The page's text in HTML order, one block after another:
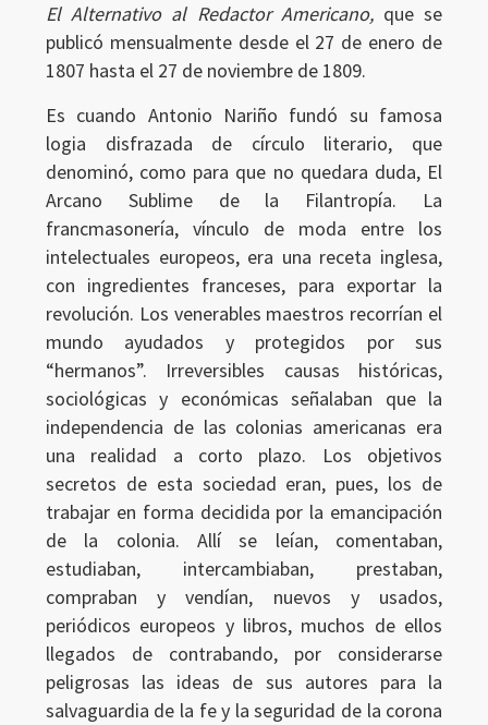
El Alternativo al Redactor Americano,que se
publicó mensualmente desde el 27 de enero de
1807 hasta el 27 de noviembre de 1809.
Es cuando Antonio Nariño fundó su famosa
logia disfrazada de círculo literario, que
denominó, como para que no quedara duda, El
Arcano Sublime de la Filantropía. La
francmasonería, vínculo de moda entre los
intelectuales europeos, era una receta inglesa,
con ingredientes franceses, para exportar la
revolución. Los venerables maestros recorrían el
mundo ayudados y protegidos por sus
“hermanos”. Irreversibles causas históricas,
sociológicas y económicas señalaban que la
independencia de las colonias americanas era
una realidad a corto plazo. Los objetivos
secretos de esta sociedad eran, pues, los de
trabajar en forma decidida por la emancipación
de la colonia. Allí se leían, comentaban,
estudiaban, intercambiaban, prestaban,
compraban y vendían, nuevos y usados,
periódicos europeos y libros, muchos de ellos
llegados de contrabando, por considerarse
peligrosas las ideas de sus autores para la
salvaguardia de la fe y la seguridad de la corona